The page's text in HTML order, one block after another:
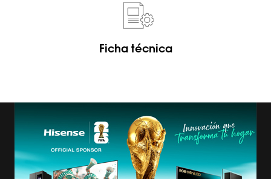
Ficha técnica